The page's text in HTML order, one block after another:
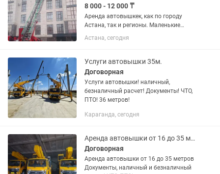
8 000 - 12 000 ₸
Аренда автовышкек, как по городу
Астана, так и регионы. Маленькие
автовышки японского производства
до 16 метров, автовышка балкон до 28
метров, корейские автовышки...
Астана, сегодня
Услуги автовышки 35м.
Договорная
Услуги автовышки! наличный,
безналичный расчет! Документы! ЧТО,
ПТО! 36 метров!
Караганда, сегодня
Аренда автовышки от 16 до 35 метров
Договорная
Аренда автовышки от 16 до 35 метров
Документы, наличный и безналичный